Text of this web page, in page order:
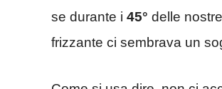
se durante i 45° delle
frizzante ci sembrava un